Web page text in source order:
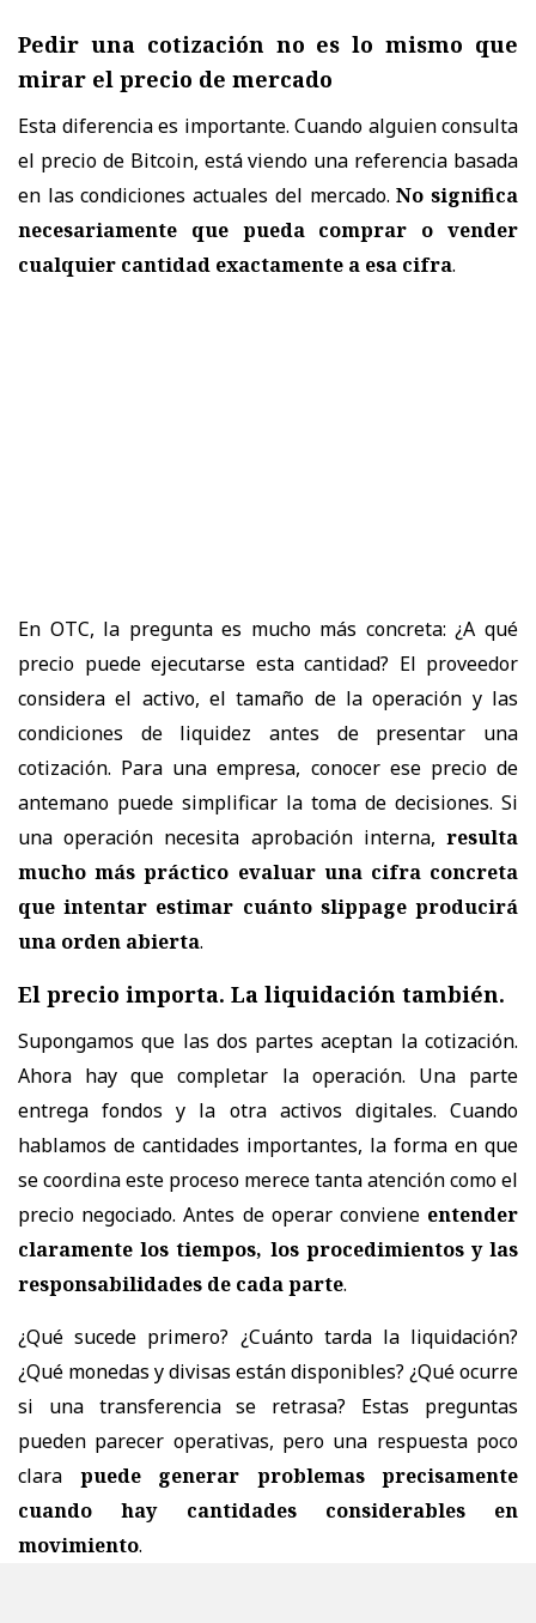
Pedir una cotización no es lo mismo que
mirar el precio de mercado
Esta diferencia es importante. Cuando alguien consulta
el precio de Bitcoin, está viendo una referencia basada
en las condiciones actuales del mercado.No significa
necesariamente que pueda comprar o vender
cualquier cantidad exactamente a esa cifra.
En OTC, la pregunta es mucho más concreta: ¿A qué
precio puede ejecutarse esta cantidad? El proveedor
considera el activo, el tamaño de la operación y las
condiciones de liquidez antes de presentar una
cotización. Para una empresa, conocer ese precio de
antemano puede simplificar la toma de decisiones. Si
una operación necesita aprobación interna, resulta
mucho más práctico evaluar una cifra concreta
que intentar estimar cuánto slippage producirá
una orden abierta.
El precio importa. La liquidación también.
Supongamos que las dos partes aceptan la cotización.
Ahora hay que completar la operación. Una parte
entrega fondos y la otra activos digitales. Cuando
hablamos de cantidades importantes, la forma en que
se coordina este proceso merece tanta atención como el
precio negociado. Antes de operar conviene entender
claramente los tiempos, los procedimientos y las
responsabilidades de cada parte.
¿Qué sucede primero? ¿Cuánto tarda la liquidación?
¿Qué monedas y divisas están disponibles? ¿Qué ocurre
si una transferencia se retrasa? Estas preguntas
pueden parecer operativas, pero una respuesta poco
clara puede generar problemas precisamente
cuando hay cantidades considerables en
movimiento.